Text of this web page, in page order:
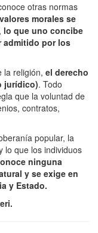
otras normas
morales se
lo que uno concibe
admitido por los
la religión, el derecho
jurídico). Todo
que la voluntad de
contratos,
popular, la
lo que los individuos
ninguna
y se exige en
y Estado.